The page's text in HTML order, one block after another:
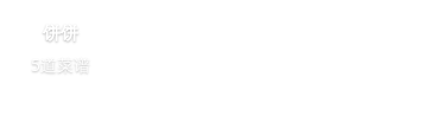
饼饼
5道菜谱